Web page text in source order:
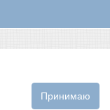
Принимаю